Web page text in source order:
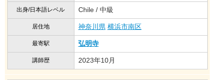
出身/日本語レベル Chile / 中級
居住地 神奈川県 横浜市南区
最寄駅 弘明寺
講師歴 2023年10月